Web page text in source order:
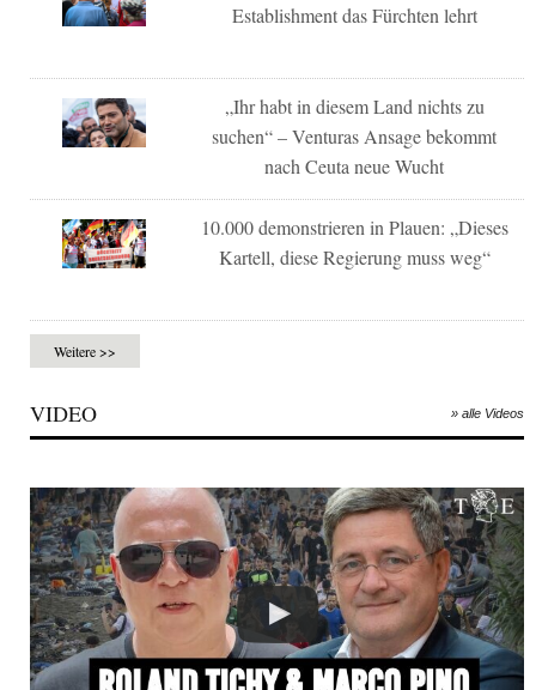
Establishment das Fürchten lehrt
„Ihr habt in diesem Land nichts zu
suchen“ – Venturas Ansage bekommt
nach Ceuta neue Wucht
10.000 demonstrieren in Plauen: „Dieses
Kartell, diese Regierung muss weg“
Weitere >>
VIDEO » alle Videos